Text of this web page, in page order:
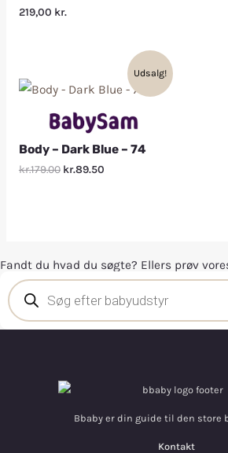
219,00 kr.
Udsalg!
Body – Dark Blue – 74
kr.179.00 kr.89.50
Fandt du hvad du søgte? Ellers prøv
Bbaby er din guide til den store
Kontakt